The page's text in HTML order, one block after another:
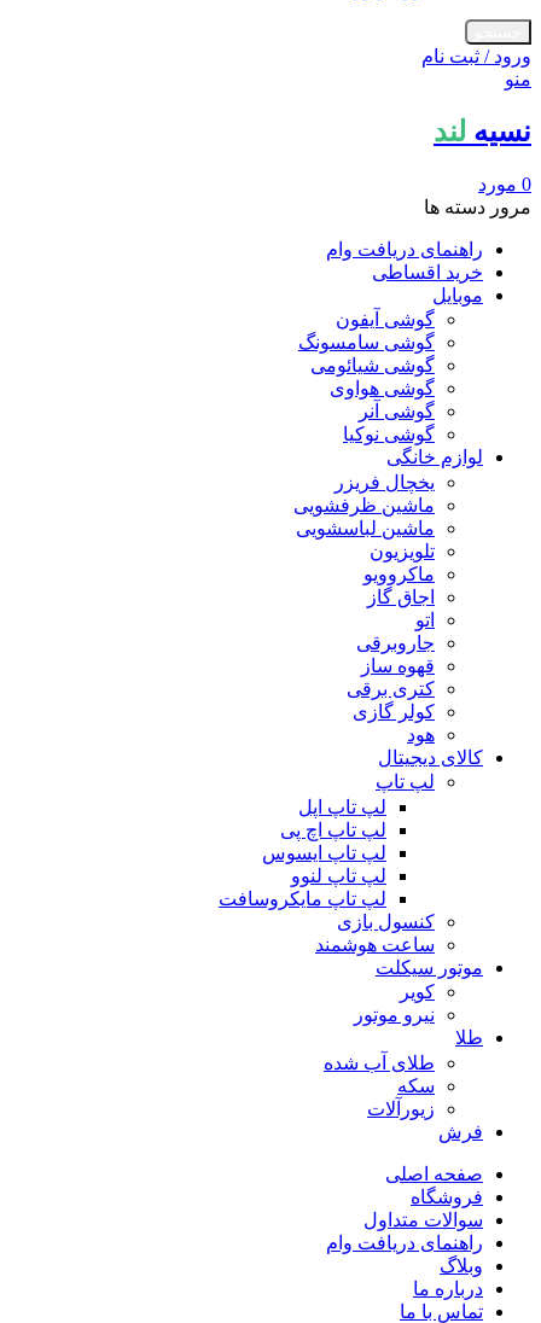
ورود / ثبت نام
منو
نسیه لند
0 مورد
مرور دسته ها
راهنمای دریافت وام
خرید اقساطی
موبایل
گوشی آیفون
گوشی سامسونگ
گوشی شیائومی
گوشی هواوی
گوشی آنر
گوشی نوکیا
لوازم خانگی
یخچال فریزر
ماشین ظرفشویی
ماشین لباسشویی
تلویزیون
ماکروویو
اجاق گاز
اتو
جاروبرقی
قهوه ساز
کتری برقی
کولر گازی
هود
کالای دیجیتال
لپ تاپ
لپ تاپ اپل
لپ تاپ اچ پی
لپ تاپ ایسوس
لپ تاپ لنوو
لپ تاپ مایکروسافت
کنسول بازی
ساعت هوشمند
موتور سیکلت
کویر
نیرو موتور
طلا
طلای آب شده
سکه
زیورآلات
فرش
صفحه اصلی
فروشگاه
سوالات متداول
راهنمای دریافت وام
وبلاگ
درباره ما
تماس با ما